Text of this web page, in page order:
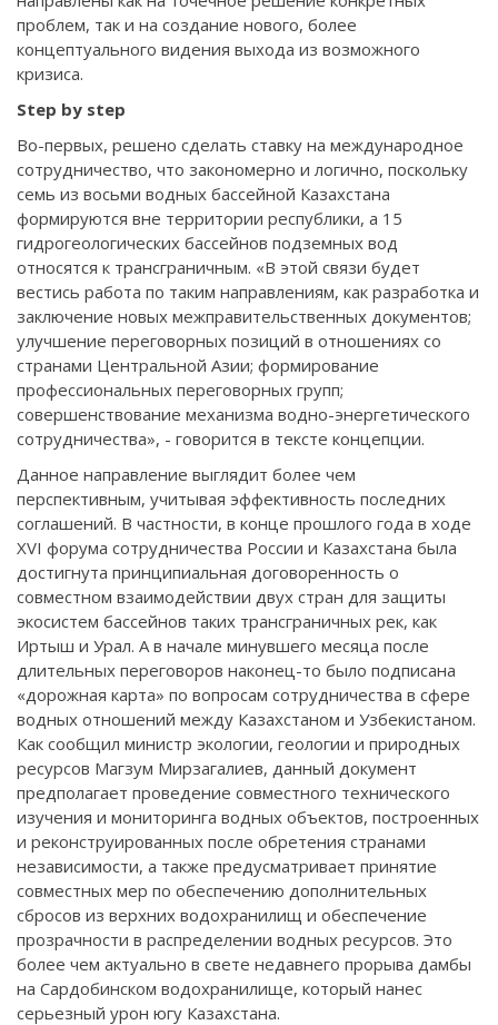
проблем, так и на создание нового, более
концептуального видения выхода из возможного
кризиса.
Step by step
Во-первых, решено сделать ставку на международное
сотрудничество, что закономерно и логично, поскольку
семь из восьми водных бассейной Казахстана
формируются вне территории республики, а 15
гидрогеологических бассейнов подземных вод
относятся к трансграничным. «В этой связи будет
вестись работа по таким направлениям, как разработка и
заключение новых межправительственных документов;
улучшение переговорных позиций в отношениях со
странами Центральной Азии; формирование
профессиональных переговорных групп;
совершенствование механизма водно-энергетического
сотрудничества», - говорится в тексте концепции.
Данное направление выглядит более чем
перспективным, учитывая эффективность последних
соглашений. В частности, в конце прошлого года в ходе
XVI форума сотрудничества России и Казахстана была
достигнута принципиальная договоренность о
совместном взаимодействии двух стран для защиты
экосистем бассейнов таких трансграничных рек, как
Иртыш и Урал. А в начале минувшего месяца после
длительных переговоров наконец-то было подписана
«дорожная карта» по вопросам сотрудничества в сфере
водных отношений между Казахстаном и Узбекистаном.
Как сообщил министр экологии, геологии и природных
ресурсов Магзум Мирзагалиев, данный документ
предполагает проведение совместного технического
изучения и мониторинга водных объектов, построенных
и реконструированных после обретения странами
независимости, а также предусматривает принятие
совместных мер по обеспечению дополнительных
сбросов из верхних водохранилищ и обеспечение
прозрачности в распределении водных ресурсов. Это
более чем актуально в свете недавнего прорыва дамбы
на Сардобинском водохранилище, который нанес
серьезный урон югу Казахстана.